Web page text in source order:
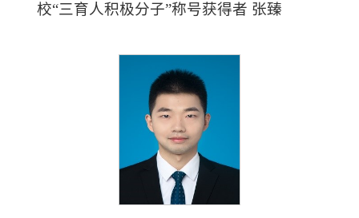
校“三育人积极分子”称号获得者 张臻